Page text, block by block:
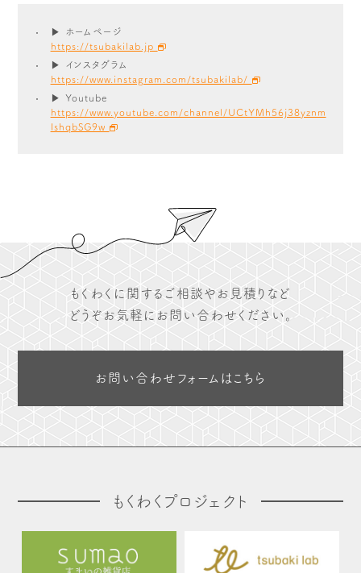
▶ ホームページ
https://tsubakilab.jp
▶ インスタグラム
https://www.instagram.com/tsubakilab/
▶ Youtube
https://www.youtube.com/channel/UCtYMh56j38yznm
IshqbSG9w
もくわくに関するご相談やお見積りなど
どうぞお気軽にお問い合わせください。
お問い合わせフォームはこちら
もくわくプロジェクト